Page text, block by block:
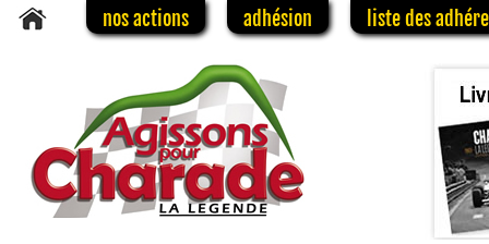
nos actions adhésion liste des